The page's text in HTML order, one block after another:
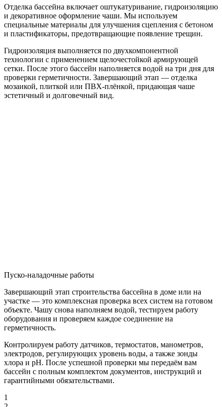
Отделка бассейна включает оштукатуривание, гидроизоляцию
и декоративное оформление чаши. Мы используем
специальные материалы для улучшения сцепления с бетоном
и пластификаторы, предотвращающие появление трещин.
Гидроизоляция выполняется по двухкомпонентной
технологии с применением щелочестойкой армирующей
сетки. После этого бассейн наполняется водой на три дня для
проверки герметичности. Завершающий этап — отделка
мозаикой, плиткой или ПВХ-плёнкой, придающая чаше
эстетичный и долговечный вид.
Пуско-наладочные работы
Завершающий этап строительства бассейна в доме или на
участке — это комплексная проверка всех систем на готовом
объекте. Чашу снова наполняем водой, тестируем работу
оборудования и проверяем каждое соединение на
герметичность.
Контролируем работу датчиков, термостатов, манометров,
электродов, регулирующих уровень воды, а также зонды
хлора и pH. После успешной проверки мы передаём вам
бассейн с полным комплектом документов, инструкций и
гарантийными обязательствами.
1